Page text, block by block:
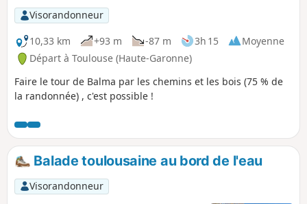
Visorandonneur
10,33 km
+93 m -87 m 3h 15
Moyenne
Départ à Toulouse (Haute-Garonne)
Faire le tour de Balma par les chemins et les bois (75 % de
la randonnée) , c'est possible !
Balade toulousaine au bord de l'eau
Visorandonneur